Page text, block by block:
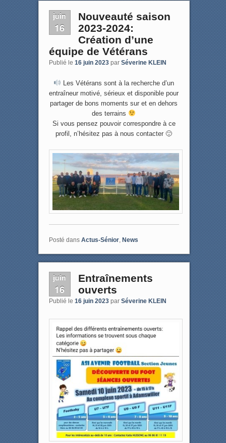
juin
16
Nouveauté saison
2023-2024:
Création d’une
équipe de Vétérans
Publié le 16 juin 2023 par Séverine KLEIN
Les Vétérans sont à la recherche d’un
entraîneur motivé, sérieux et disponible pour
partager de bons moments sur et en dehors
des terrains
Si vous pensez pouvoir correspondre à ce
profil, n’hésitez pas à nous contacter 🙂
Posté dans Actus-Sénior, News
juin
16
Entraînements
ouverts
Publié le 16 juin 2023 par Séverine KLEIN